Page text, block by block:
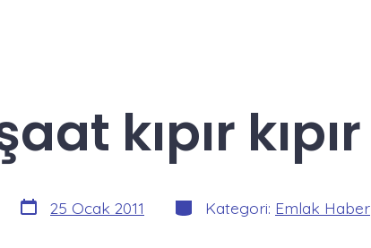
kıpır kıpır
Yazı
tarihi
25 Ocak 2011 Kategoriler
Kategori: Emlak Haber